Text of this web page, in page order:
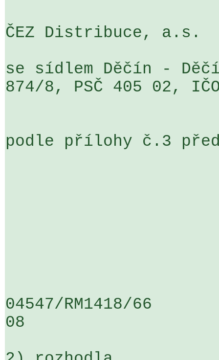
ČEZ Distribuce, a.s.
se sídlem Děčín -
874/8, PSČ 405 02,
podle přílohy č.3
04547/RM1418/
08